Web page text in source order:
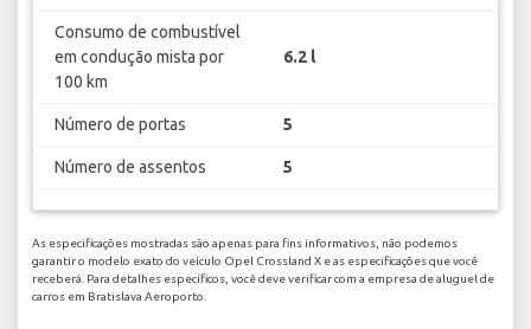
Consumo de combustível
em condução mista por
100 km
6.2 l
Número de portas 5
Número de assentos 5
As especificações mostradas são apenas para fins informativos, não podemos
garantir o modelo exato do veículo Opel Crossland X e as especificações que você
receberá. Para detalhes específicos, você deve verificar com a empresa de aluguel de
carros em Bratislava Aeroporto.